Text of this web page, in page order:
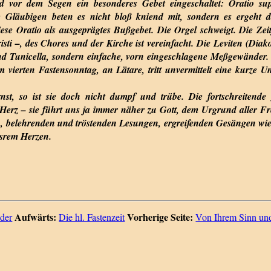
vor dem Segen ein besonderes Gebet eingeschaltet: Oratio
Gläubigen beten es nicht bloß kniend mit, sondern es ergeht
Oratio als ausgeprägtes Bußgebet. Die Orgel schweigt. Die
–, des Chores und der Kirche ist vereinfacht. Die Leviten
Tunicella, sondern einfache, vorn eingeschlagene
vierten Fastensonntag, an Lätare, tritt unvermittelt eine kurze
so ist sie doch nicht dumpf und trübe. Die
– sie führt uns ja immer näher zu Gott, dem Urgrund aller
und tröstenden Lesungen, ergreifenden Gesängen
Herzen.
Aufwärts: Die hl. FastenzeitVorherige Seite: Von Ihrem Sinn